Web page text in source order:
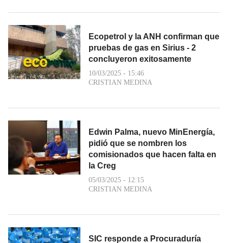
Ecopetrol y la ANH confirman que
pruebas de gas en Sirius - 2
concluyeron exitosamente
10/03/2025 - 15:46
CRISTIAN MEDINA
Edwin Palma, nuevo MinEnergía,
pidió que se nombren los
comisionados que hacen falta en
la Creg
05/03/2025 - 12:15
CRISTIAN MEDINA
SIC responde a Procuraduría